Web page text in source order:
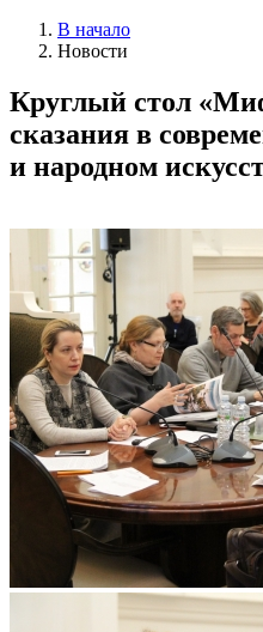
В начало
Новости
Круглый стол
сказания в
и народном